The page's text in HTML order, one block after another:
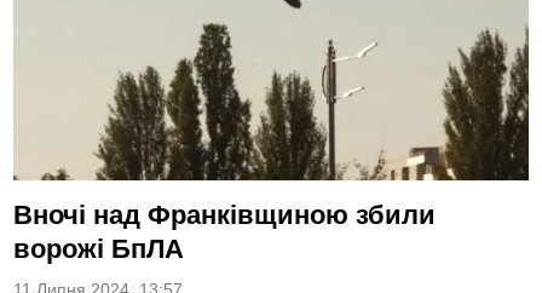
Вночі над Франківщиною збили
ворожі БпЛА